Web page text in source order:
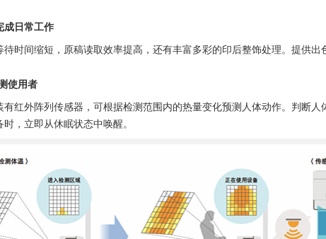
成日常工作
时间缩短，原稿读取效率提高，还有丰富多彩的印后整饰处理。提供出
使用者
有红外阵列传感器，可根据检测范围内的热量变化预测人体动作。判断
，立即从休眠状态中唤醒。